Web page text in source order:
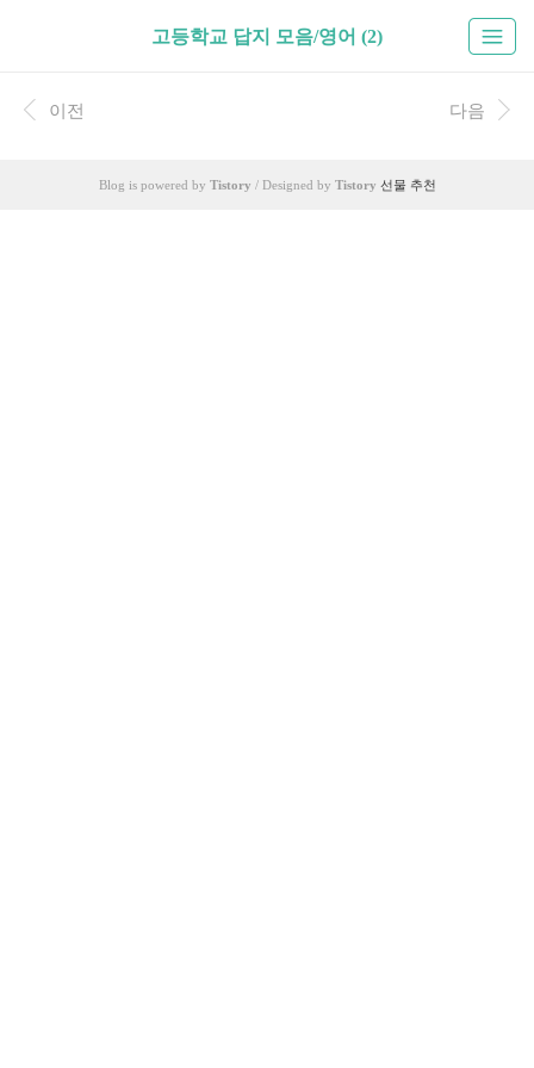
고등학교 답지 모음/영어 (2)
이전 다음
Blog is powered by Tistory / Designed by Tistory 선물 추천